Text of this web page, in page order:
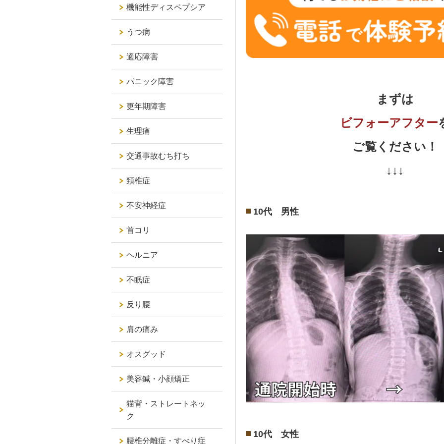
まずは
ビフォーアフター
ご覧ください！
↓↓↓
10代 男性
10代 女性
機能性ディスペプシア
うつ病
適応障害
パニック障害
更年期障害
生理痛
交通事故むち打ち
頚椎症
不安神経症
首コリ
ヘルニア
不眠症
反り腰
肩の痛み
オスグッド
美容鍼・小顔矯正
猫背・ストレートネッ
ク
腰椎分離症・すべり症